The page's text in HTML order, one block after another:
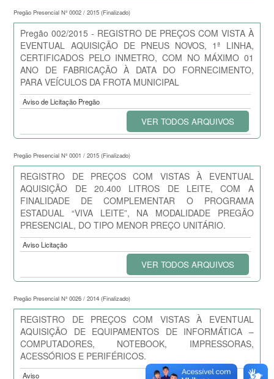
Pregão Presencial Nº 0002 / 2015 (Finalizado)
Pregão 002/2015 - REGISTRO DE PREÇOS COM VISTA À
EVENTUAL AQUISIÇÃO DE PNEUS NOVOS, 1ª LINHA,
CERTIFICADOS PELO INMETRO, COM NO MÁXIMO 01
ANO DE FABRICAÇÃO À DATA DO FORNECIMENTO,
PARA VEÍCULOS DA FROTA MUNICIPAL
Aviso de Licitação Pregão
VER TODOS ARQUIVOS
Pregão Presencial Nº 0001 / 2015 (Finalizado)
REGISTRO DE PREÇOS COM VISTAS À EVENTUAL
AQUISIÇÃO DE 20.400 LITROS DE LEITE, COM A
FINALIDADE DE COMPLEMENTAR O PROGRAMA
ESTADUAL “VIVA LEITE”, NA MODALIDADE PREGÃO
PRESENCIAL, DO TIPO MENOR PREÇO UNITÁRIO.
Aviso Licitação
VER TODOS ARQUIVOS
Pregão Presencial Nº 0026 / 2014 (Finalizado)
REGISTRO DE PREÇOS COM VISTAS À EVENTUAL
AQUISIÇÃO DE EQUIPAMENTOS DE INFORMÁTICA –
COMPUTADORES, NOTEBOOK, IMPRESSORAS,
ACESSÓRIOS E PERIFÉRICOS.
Aviso